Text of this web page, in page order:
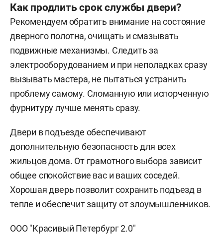
Как продлить срок службы двери?
Рекомендуем обратить внимание на состояние
дверного полотна, очищать и смазывать
подвижные механизмы. Следить за
электрооборудованием и при неполадках сразу
вызывать мастера, не пытаться устранить
проблему самому. Сломанную или испорченную
фурнитуру лучше менять сразу.
Двери в подъезде обеспечивают
дополнительную безопасность для всех
жильцов дома. От грамотного выбора зависит
общее спокойствие вас и ваших соседей.
Хорошая дверь позволит сохранить подъезд в
тепле и обеспечит защиту от злоумышленников.
ООО "Красивый Петербург 2.0"